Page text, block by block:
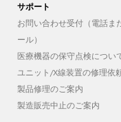
サポート
お問い合わせ受付（電話ま
ール）
医療機器の保守点検につい
ユニット/X線装置の修理依
製品修理のご案内
製造販売中止のご案内